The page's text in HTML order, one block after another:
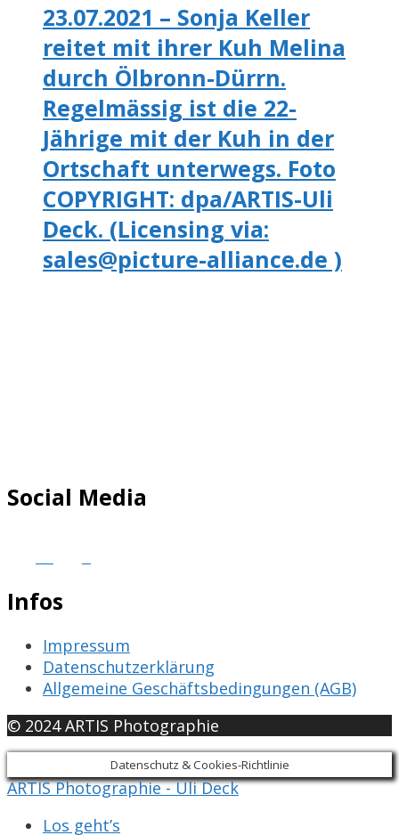
23.07.2021 – Sonja Keller
reitet mit ihrer Kuh Melina
durch Ölbronn-Dürrn.
Regelmässig ist die 22-
Jährige mit der Kuh in der
Ortschaft unterwegs. Foto
COPYRIGHT: dpa/ARTIS-Uli
Deck. (Licensing via:
sales@picture-alliance.de )
Social Media
Infos
Impressum
Datenschutzerklärung
Allgemeine Geschäftsbedingungen (AGB)
© 2024 ARTIS Photographie
Datenschutz & Cookies-Richtlinie
ARTIS Photographie - Uli Deck
Los geht’s